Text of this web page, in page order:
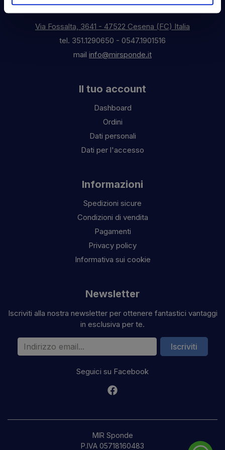
Contattaci
Via Fossalta, 3641 - 47522 Cesena (FC) Italia
tel. 351.1290650 - 0547.1901516
mail info@mirsponde.it
Il tuo account
Dashboard
Ordini
Dati personali
Dati per l'accesso
Informazioni
Spedizioni sicure
Condizioni di vendita
Pagamenti
Privacy policy
Informativa sui cookie
Newsletter
Iscriviti alla nostra newsletter per ottenere fantastici vantaggi
in esclusiva per te.
Indirizzo email Iscriviti
Seguici su Facebook
MIR Sponde
P.IVA 05718160483